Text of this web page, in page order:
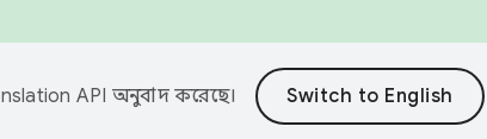
API অনুবাদ করেছে।